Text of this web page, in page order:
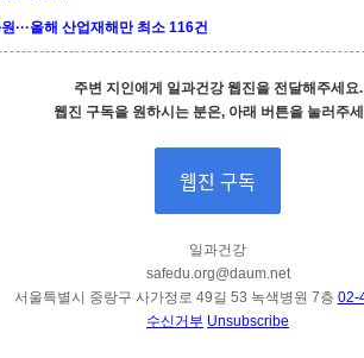
···올해 산업재해만 최소 116건
주변 지인에게 일과건강 웹진을 전달해주세요.
웹진 구독을 원하시는 분은, 아래 버튼을 눌러주
웹진 구독
일과건강
safedu.org@daum.net
서울특별시 중랑구 사가정로 49길 53 녹색병원 7층 02-
수신거부 Unsubscribe